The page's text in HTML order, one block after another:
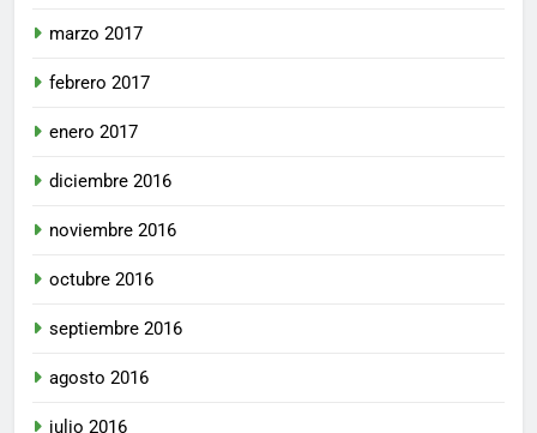
marzo 2017
febrero 2017
enero 2017
diciembre 2016
noviembre 2016
octubre 2016
septiembre 2016
agosto 2016
julio 2016